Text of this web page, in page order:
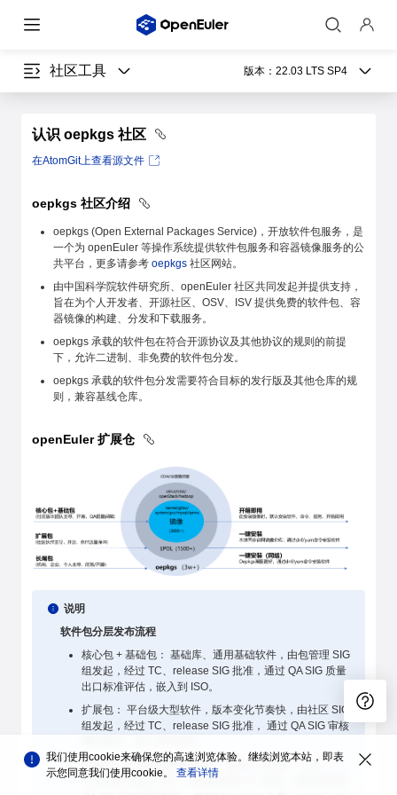
社区工具 版本： 22.03 LTS SP4
认识 oepkgs 社区
在AtomGit上查看源文件
oepkgs 社区介绍
oepkgs (Open External Packages Service)，开放软件包服务，是
一个为 openEuler 等操作系统提供软件包服务和容器镜像服务的公
共平台，更多请参考 oepkgs 社区网站。
由中国科学院软件研究所、openEuler 社区共同发起并提供支持，
旨在为个人开发者、开源社区、OSV、ISV 提供免费的软件包、容
器镜像的构建、分发和下载服务。
oepkgs 承载的软件包在符合开源协议及其他协议的规则的前提
下，允许二进制、非免费的软件包分发。
oepkgs 承载的软件包分发需要符合目标的发行版及其他仓库的规
则，兼容基线仓库。
openEuler 扩展仓
说明
软件包分层发布流程
核心包 + 基础包： 基础库、通用基础软件，由包管理 SIG
组发起，经过 TC、release SIG 批准，通过 QA SIG 质量
出口标准评估，嵌入到 ISO。
扩展包： 平台级大型软件，版本变化节奏快，由社区 SIG
组发起，经过 TC、release SIG 批准， 通过 QA SIG 审核
长尾包： 闭源/创新的软件包，由第三方机构、企业、个
人在软件所成立 SIG， 经过软件所 TC 批准，通过软件所
我们使用cookie来确保您的高速浏览体验。继续浏览本站，即表
示您同意我们使用cookie。 查看详情